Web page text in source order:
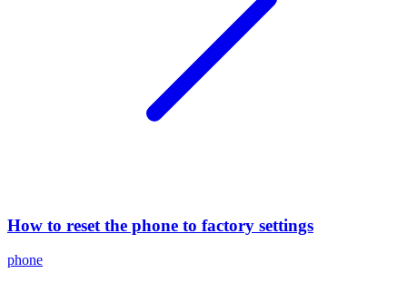
How to reset the phone to factory settings
phone